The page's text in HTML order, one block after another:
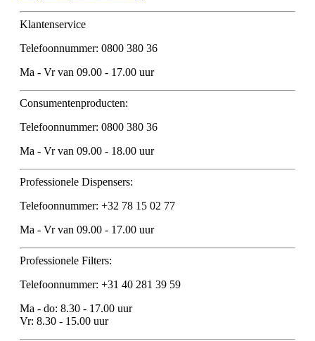
Klantenservice
Telefoonnummer: 0800 380 36
Ma - Vr van 09.00 - 17.00 uur
Consumentenproducten:
Telefoonnummer: 0800 380 36
Ma - Vr van 09.00 - 18.00 uur
Professionele Dispensers:
Telefoonnummer: +32 78 15 02 77
Ma - Vr van 09.00 - 17.00 uur
Professionele Filters:
Telefoonnummer: +31 40 281 39 59
Ma - do: 8.30 - 17.00 uur
Vr: 8.30 - 15.00 uur